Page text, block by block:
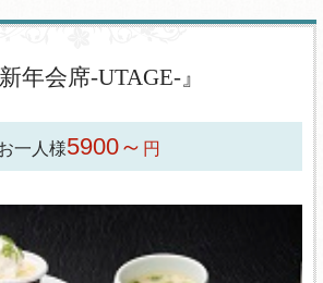
新年会席-UTAGE-』
一人様5900～ 円